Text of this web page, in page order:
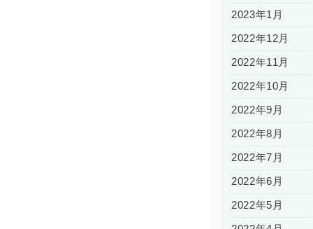
2023年1月
2022年12月
2022年11月
2022年10月
2022年9月
2022年8月
2022年7月
2022年6月
2022年5月